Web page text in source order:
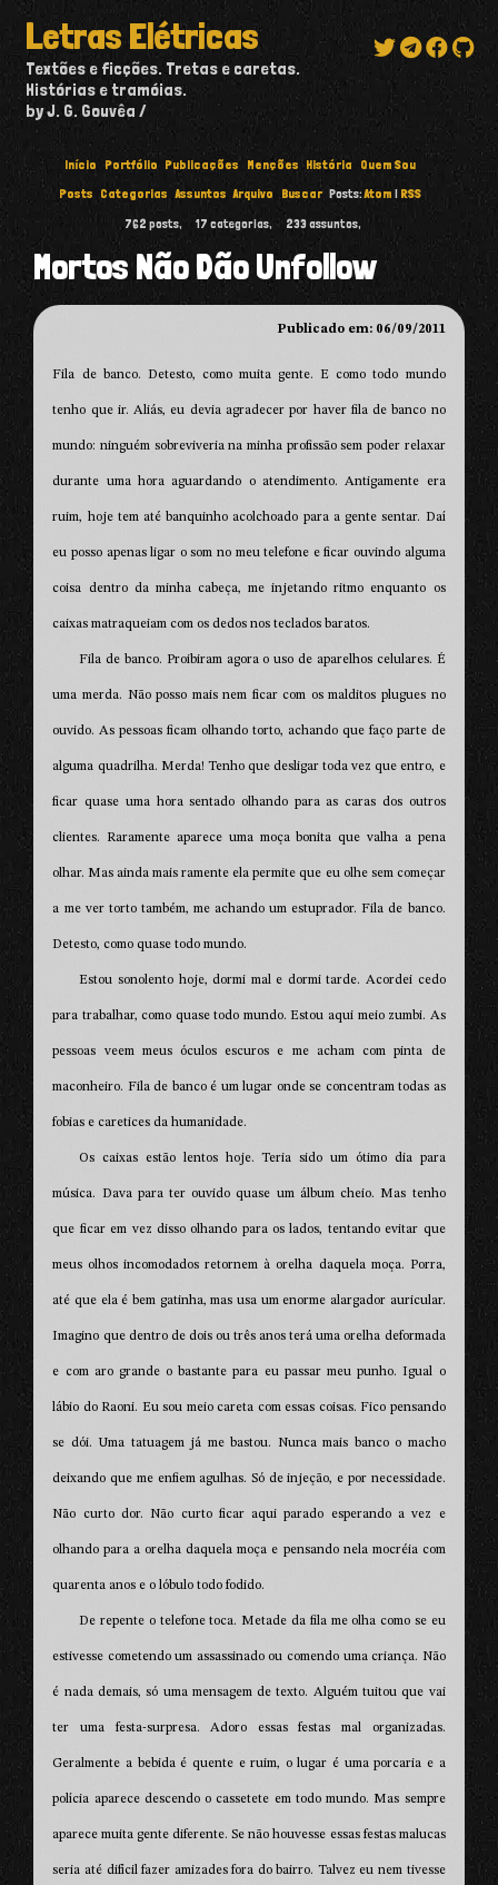
Letras Elétricas
Textões e ficções. Tretas e caretas.
Histórias e tramóias.
by J. G. Gouvêa
Início Portfólio Publicações Menções História
Quem Sou
Posts Categorias Assuntos Arquivo Buscar Posts:Atom | RSS
762 posts, 17 categorias, 233assuntos,
Mortos Não Dão Unfollow
Publicado em: 06/09/2011
Fila de banco. Detesto, como muita gente. E como todo mundo
tenho que ir. Aliás, eu devia agradecer por haver fila de banco no
mundo: ninguém sobreviveria na minha profissão sem poder relaxar
durante uma hora aguardando o atendimento. Antigamente era
ruim, hoje tem até banquinho acolchoado para a gente sentar. Daí
eu posso apenas ligar o som no meu telefone e ficar ouvindo alguma
coisa dentro da minha cabeça, me injetando ritmo enquanto os
caixas matraqueiam com os dedos nos teclados baratos.
Fila de banco. Proibiram agora o uso de aparelhos celulares. É
uma merda. Não posso mais nem ficar com os malditos plugues no
ouvido. As pessoas ficam olhando torto, achando que faço parte de
alguma quadrilha. Merda! Tenho que desligar toda vez que entro, e
ficar quase uma hora sentado olhando para as caras dos outros
clientes. Raramente aparece uma moça bonita que valha a pena
olhar. Mas ainda mais ramente ela permite que eu olhe sem começar
a me ver torto também, me achando um estuprador. Fila de banco.
Detesto, como quase todo mundo.
Estou sonolento hoje, dormi mal e dormi tarde. Acordei cedo
para trabalhar, como quase todo mundo. Estou aqui meio zumbi. As
pessoas veem meus óculos escuros e me acham com pinta de
maconheiro. Fila de banco é um lugar onde se concentram todas as
fobias e caretices da humanidade.
Os caixas estão lentos hoje. Teria sido um ótimo dia para
música. Dava para ter ouvido quase um álbum cheio. Mas tenho
que ficar em vez disso olhando para os lados, tentando evitar que
meus olhos incomodados retornem à orelha daquela moça. Porra,
até que ela é bem gatinha, mas usa um enorme alargador auricular.
Imagino que dentro de dois ou três anos terá uma orelha deformada
e com aro grande o bastante para eu passar meu punho. Igual o
lábio do Raoni. Eu sou meio careta com essas coisas. Fico pensando
se dói. Uma tatuagem já me bastou. Nunca mais banco o macho
deixando que me enfiem agulhas. Só de injeção, e por necessidade.
Não curto dor. Não curto ficar aqui parado esperando a vez e
olhando para a orelha daquela moça e pensando nela mocréia com
quarenta anos e o lóbulo todo fodido.
De repente o telefone toca. Metade da fila me olha como se eu
estivesse cometendo um assassinado ou comendo uma criança. Não
é nada demais, só uma mensagem de texto. Alguém tuitou que vai
ter uma festa-surpresa. Adoro essas festas mal organizadas.
Geralmente a bebida é quente e ruim, o lugar é uma porcaria e a
polícia aparece descendo o cassetete em todo mundo. Mas sempre
aparece muita gente diferente. Se não houvesse essas festas malucas
seria até difícil fazer amizades fora do bairro. Talvez eu nem tivesse